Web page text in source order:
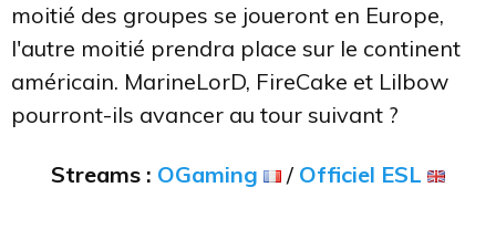
moitié des groupes se joueront en Europe,
l'autre moitié prendra place sur le continent
américain. MarineLorD, FireCake et Lilbow
pourront-ils avancer au tour suivant ?
Streams : OGaming / Officiel ESL